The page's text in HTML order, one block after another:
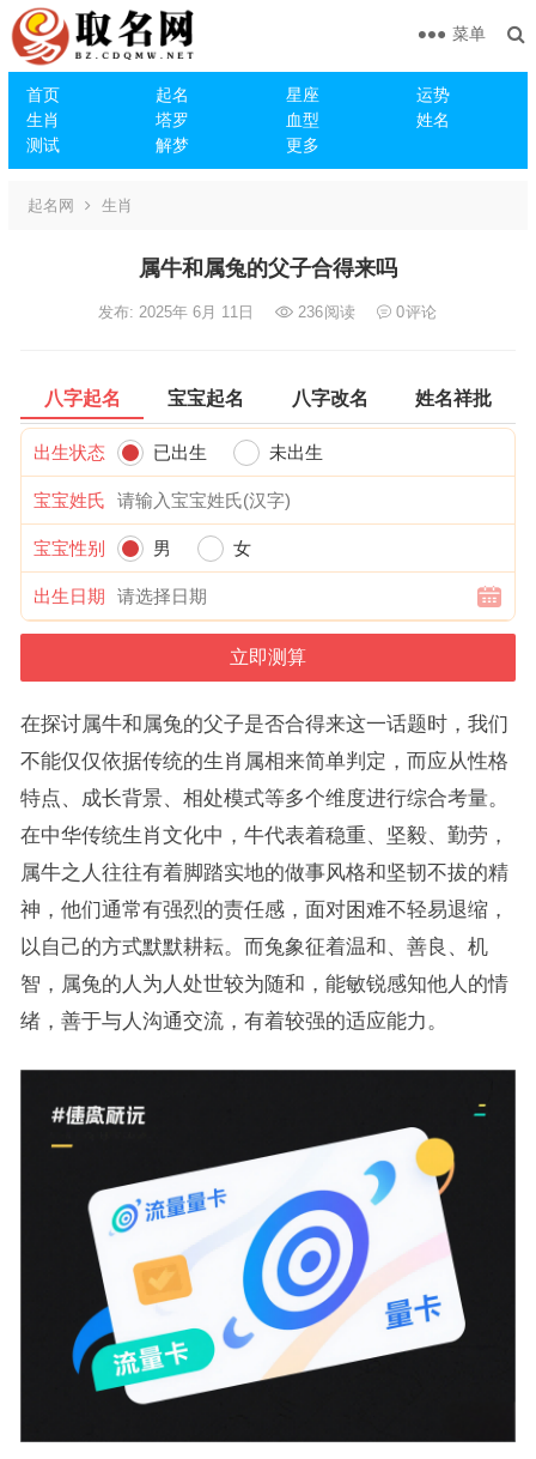
首页 起名 星座
运势
生肖
塔罗 血型
姓名
测试
解梦 更多
菜单
起名网 生肖
属牛和属兔的父子合得来吗
发布: 2025年 6月 11日 236阅读 0评论
八字起名 宝宝起名 八字改名 姓名祥批
出生状态 已出生 未出生
宝宝姓氏
宝宝性别 男 女
出生日期
在探讨属牛和属兔的父子是否合得来这一话题时，我们
不能仅仅依据传统的生肖属相来简单判定，而应从性格
特点、成长背景、相处模式等多个维度进行综合考量。
在中华传统生肖文化中，牛代表着稳重、坚毅、勤劳，
属牛之人往往有着脚踏实地的做事风格和坚韧不拔的精
神，他们通常有强烈的责任感，面对困难不轻易退缩，
以自己的方式默默耕耘。而兔象征着温和、善良、机
智，属兔的人为人处世较为随和，能敏锐感知他人的情
绪，善于与人沟通交流，有着较强的适应能力。